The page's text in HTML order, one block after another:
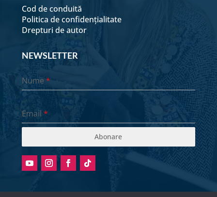
Cod de conduită
Politica de confidențialitate
Drepturi de autor
NEWSLETTER
Nume*
Email *
Abonare